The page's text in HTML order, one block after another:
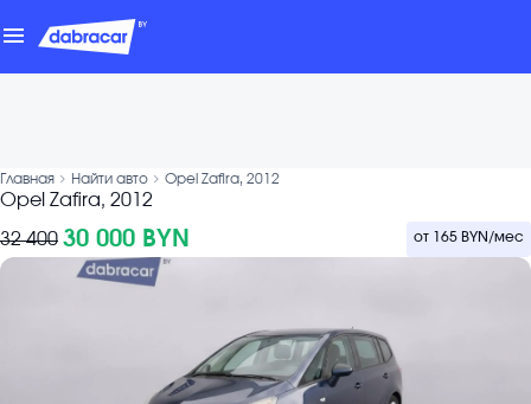
menu
Главная chevron_forward Найти авто chevron_forward Opel Zafira, 2012
Opel Zafira, 2012
32 400 30 000 BYN от 165 BYN /мес